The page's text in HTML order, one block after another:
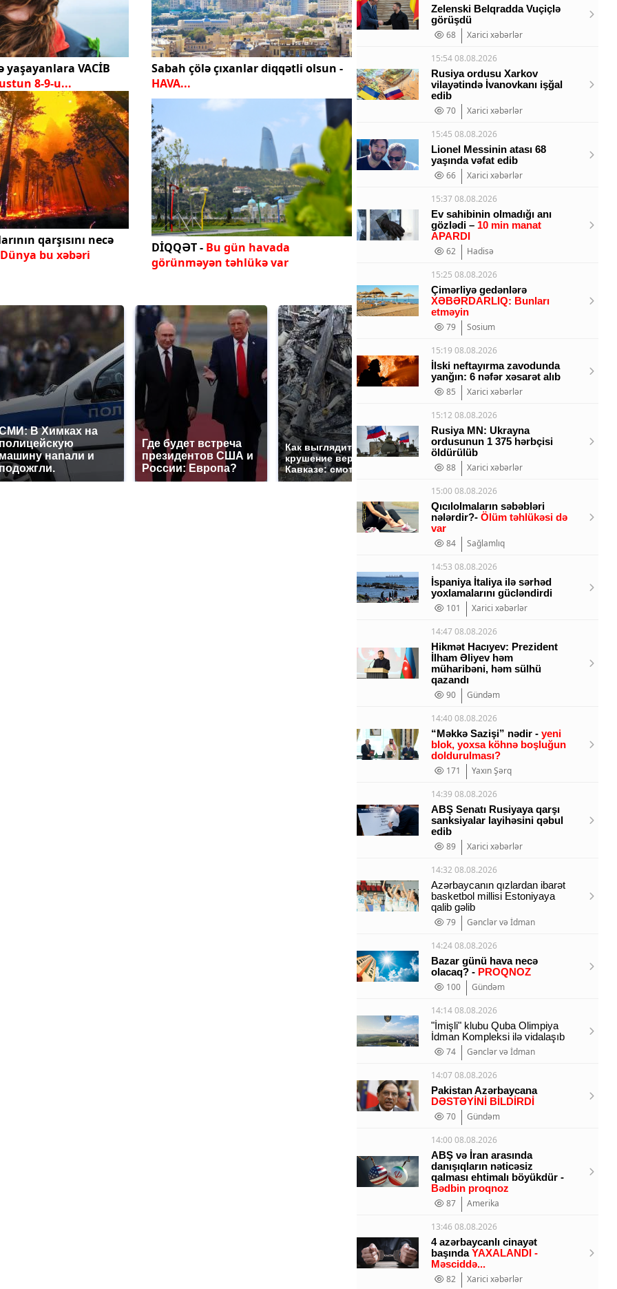
yaşayanlara VACİB
8-9-u...
Sabah çölə çıxanlar diqqətli olsun -
HAVA...
qarşısını necə
Dünya bu xəbəri
DİQQƏT - Bu gün havada
görünməyən təhlükə var
В Химках на
полицейскую
машину напали и
подожгли.
Где будет встреча
президентов США и
России: Европа?
Как выглядит место
крушение вертолета на
Кавказе: смотреть
На Урале из казны
были украдены 18
миллионов рублей
Не
Zelenski Belqradda Vuçiçlə
görüşdü
68
Xarici xəbərlər
15:54 08.08.2026
Rusiya ordusu Xarkov
vilayətində İvanovkanı işğal
edib
70
Xarici xəbərlər
15:45 08.08.2026
Lionel Messinin atası 68
yaşında vəfat edib
66
Xarici xəbərlər
15:37 08.08.2026
Ev sahibinin olmadığı anı
gözlədi – 10 min manat
APARDI
62
Hadisə
15:25 08.08.2026
Çimərliyə gedənlərə
XƏBƏRDARLIQ: Bunları
etməyin
79
Sosium
15:19 08.08.2026
İlski neftayırma zavodunda
yanğın: 6 nəfər xəsarət alıb
85
Xarici xəbərlər
15:12 08.08.2026
Rusiya MN: Ukrayna
ordusunun 1 375 hərbçisi
öldürülüb
88
Xarici xəbərlər
15:00 08.08.2026
Qıcılolmaların səbəbləri
nələrdir?- Ölüm təhlükəsi də
var
84
Sağlamlıq
14:53 08.08.2026
İspaniya İtaliya ilə sərhəd
yoxlamalarını gücləndirdi
101
Xarici xəbərlər
14:47 08.08.2026
Hikmət Hacıyev: Prezident
İlham Əliyev həm
müharibəni, həm sülhü
qazandı
90
Gündəm
14:40 08.08.2026
“Məkkə Sazişi” nədir - yeni
blok, yoxsa köhnə boşluğun
doldurulması?
171
Yaxın Şərq
14:39 08.08.2026
ABŞ Senatı Rusiyaya qarşı
sanksiyalar layihəsini qəbul
edib
89
Xarici xəbərlər
14:32 08.08.2026
Azərbaycanın qızlardan ibarət
basketbol millisi Estoniyaya
qalib gəlib
79
Gənclər və İdman
14:24 08.08.2026
Bazar günü hava necə
olacaq? - PROQNOZ
100
Gündəm
14:14 08.08.2026
"İmişli" klubu Quba Olimpiya
İdman Kompleksi ilə vidalaşıb
74
Gənclər və İdman
14:07 08.08.2026
Pakistan Azərbaycana
DƏSTƏYİNİ BİLDİRDİ
70
Gündəm
14:00 08.08.2026
ABŞ və İran arasında
danışıqların nəticəsiz
qalması ehtimalı böyükdür -
Bədbin proqnoz
87
Amerika
13:46 08.08.2026
4 azərbaycanlı cinayət
başında YAXALANDI -
Məsciddə...
82
Xarici xəbərlər